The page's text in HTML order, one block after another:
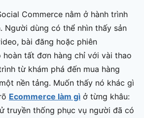
Commerce nằm ở hành trình
Người dùng có thể nhìn thấy sản
bài đăng hoặc phiên
hoàn tất đơn hàng chỉ với vài thao
từ khám phá đến mua hàng
nền tảng. Muốn thấy nó khác gì
Ecommerce làm gì ở từng khâu:
truyền thống phục vụ người đã có